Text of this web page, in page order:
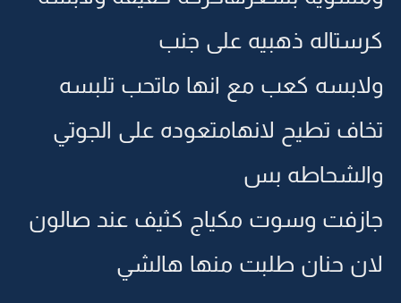
كرستاله ذهبيه على جنب
ولابسه كعب مع انها ماتحب تلبسه
تخاف تطيح لانهامتعوده على الجوتي
والشحاطه بس
جازفت وسوت مكياج كثيف عند صالون
لان حنان طلبت منها هالشي